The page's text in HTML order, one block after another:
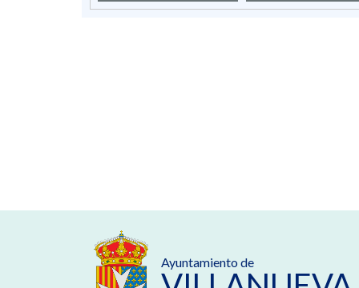
Ayuntamiento de